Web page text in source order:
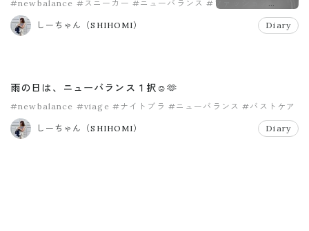
#newbalance #スニーカー #ニューバランス #ファッション
#マイプリセラム
しーちゃん（SHIHOMI）
Diary
雨の日は、ニューバランス１択☺️🫶
#newbalance #viage #ナイトブラ #ニューバランス #バストケア
#ルナナチュラルアップナイトブラ
しーちゃん（SHIHOMI）
Diary